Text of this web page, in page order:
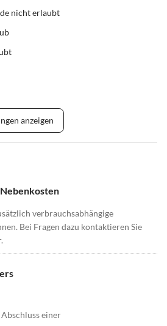
nicht erlaubt
anzeigen
verbrauchsabhängige
Bei Fragen dazu kontaktieren Sie
einer